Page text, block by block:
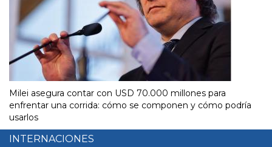
Milei asegura contar con USD 70.000 millones para
enfrentar una corrida: cómo se componen y cómo podría
usarlos
INTERNACIONES